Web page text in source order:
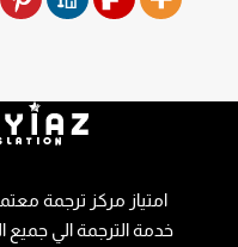
امتياز مركز ترجمة